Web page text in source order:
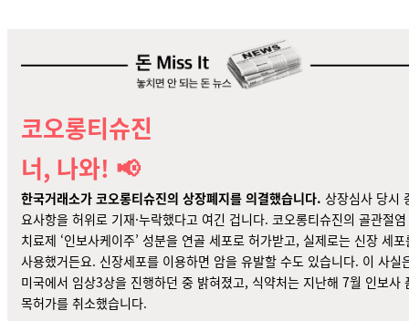
코오롱티슈진
너, 나와! 📢
한국거래소가 코오롱티슈진의 상장폐지를 의결했습니다. 상장심사 당시
요사항을 허위로 기재·누락했다고 여긴 겁니다. 코오롱티슈진의 골관절염
치료제 ‘인보사케이주’ 성분을 연골 세포로 허가받고, 실제로는 신장 세포
사용했거든요. 신장세포를 이용하면 암을 유발할 수도 있습니다. 이 사실
미국에서 임상3상을 진행하던 중 밝혀졌고, 식약처는 지난해 7월 인보사
목허가를 취소했습니다.